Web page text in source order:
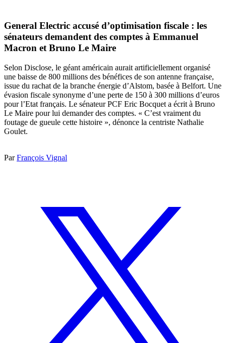
General Electric accusé d’optimisation fiscale : les
sénateurs demandent des comptes à Emmanuel
Macron et Bruno Le Maire
Selon Disclose, le géant américain aurait artificiellement organisé
une baisse de 800 millions des bénéfices de son antenne française,
issue du rachat de la branche énergie d’Alstom, basée à Belfort. Une
évasion fiscale synonyme d’une perte de 150 à 300 millions d’euros
pour l’Etat français. Le sénateur PCF Eric Bocquet a écrit à Bruno
Le Maire pour lui demander des comptes. « C’est vraiment du
foutage de gueule cette histoire », dénonce la centriste Nathalie
Goulet.
ParFrançois Vignal